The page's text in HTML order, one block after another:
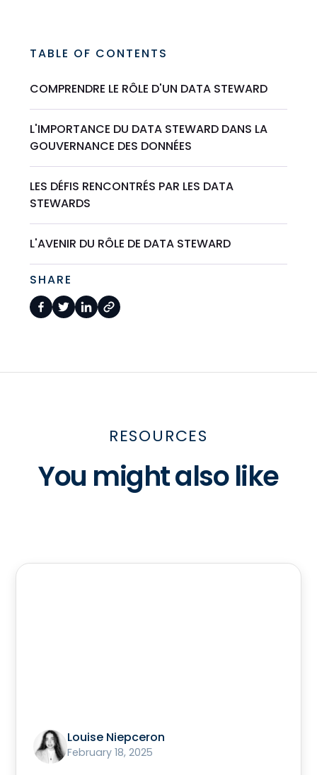
TABLE OF CONTENTS
COMPRENDRE LE RÔLE D'UN DATA STEWARD
L'IMPORTANCE DU DATA STEWARD DANS LA
GOUVERNANCE DES DONNÉES
LES DÉFIS RENCONTRÉS PAR LES DATA
STEWARDS
L'AVENIR DU RÔLE DE DATA STEWARD
SHARE
RESOURCES
You might also like
Louise Niepceron
February 18, 2025